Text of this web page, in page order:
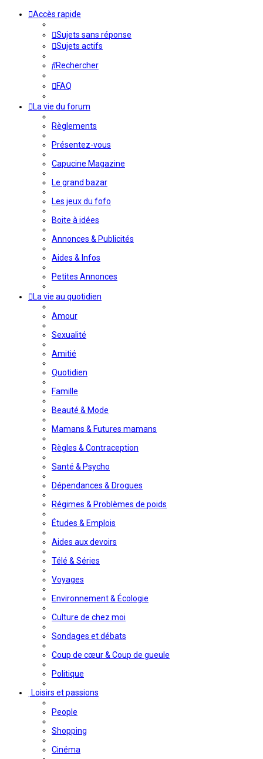
Accès rapide
Sujets sans réponse
Sujets actifs
Rechercher
FAQ
La vie du forum
Règlements
Présentez-vous
Capucine Magazine
Le grand bazar
Les jeux du fofo
Boite à idées
Annonces & Publicités
Aides & Infos
Petites Annonces
La vie au quotidien
Amour
Sexualité
Amitié
Quotidien
Famille
Beauté & Mode
Mamans & Futures mamans
Règles & Contraception
Santé & Psycho
Dépendances & Drogues
Régimes & Problèmes de poids
Études & Emplois
Aides aux devoirs
Télé & Séries
Voyages
Environnement & Écologie
Culture de chez moi
Sondages et débats
Coup de cœur & Coup de gueule
Politique
Loisirs et passions
People
Shopping
Cinéma